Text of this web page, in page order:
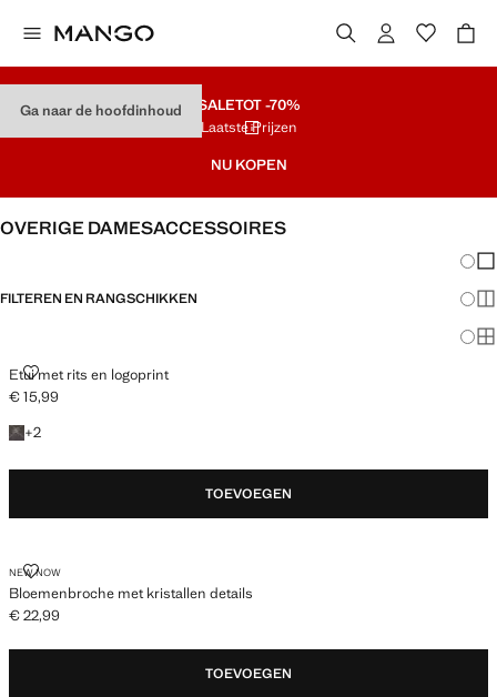
Ga naar de hoofdinhoud SALETOT -70%
Laatste Prijzen
NU KOPEN
OVERIGE DAMESACCESSOIRES
FILTEREN EN RANGSCHIKKEN
Etui met rits en logoprint
ETUI MET RITS EN LOGOPRINT
Huidige prijs [€ 15,99 ]
€ 15,99
+2
+ 2 kleuren
TOEVOEGEN
NEW NOW
Bloemenbroche met kristallen details
BLOEMENBROCHE MET KRISTALLEN DETAILS
Huidige prijs [€ 22,99 ]
€ 22,99
TOEVOEGEN